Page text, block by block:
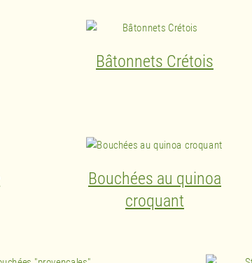
Bâtonnets Crétois
Bouchées au quinoa
croquant